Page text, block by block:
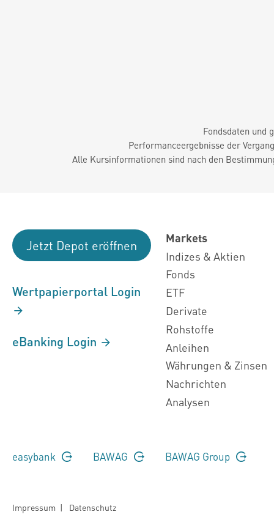
Fondsdaten und
Performanceergebnisse der
Alle Kursinformationen sind nach den
Jetzt Depot eröffnen
Wertpapierportal Login
eBanking Login
Markets
Indizes & Aktien
Fonds
ETF
Derivate
Rohstoffe
Anleihen
Währungen & Zinsen
Nachrichten
Analysen
easybank BAWAG BAWAG Group
Impressum | Datenschutz